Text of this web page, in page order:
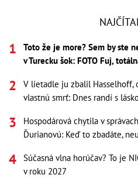
Toto že je more? Sem by ste
v Turecku šok: FOTO Fuj,
V lietadle ju zbalil Hasselhoff,
vlastnú smrť: Dnes randí s
Hospodárová chytila v
Ďurianovú: Keď to zbadáte,
Súčasná vlna horúčav? To je
v roku 2027